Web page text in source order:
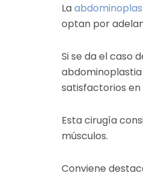
La
optan por
Si se da el caso
satisfactorios en
Esta cirugía
músculos.
Conviene